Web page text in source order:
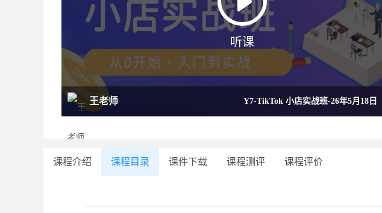
听课
王老师 Y7-TikTok 小店实战班-26年5月18日
课程介绍 课程目录 课件下载 课程测评 课程评价